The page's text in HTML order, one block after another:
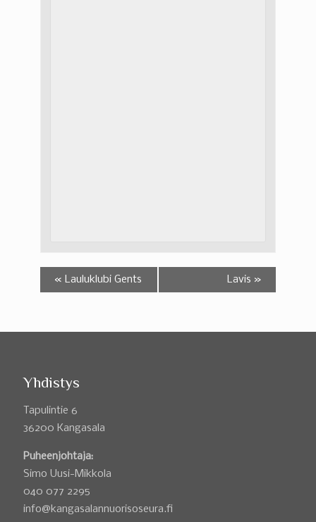
« Lauluklubi Gents Lavis »
Yhdistys
Tapulintie 6
36200 Kangasala
Puheenjohtaja:
Simo Uusi-Mikkola
040 077 2295
info@kangasalannuorisoseura.fi